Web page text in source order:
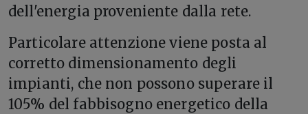
dell'energia proveniente dalla rete.
Particolare attenzione viene posta al
corretto dimensionamento degli
impianti, che non possono superare il
105% del fabbisogno energetico della